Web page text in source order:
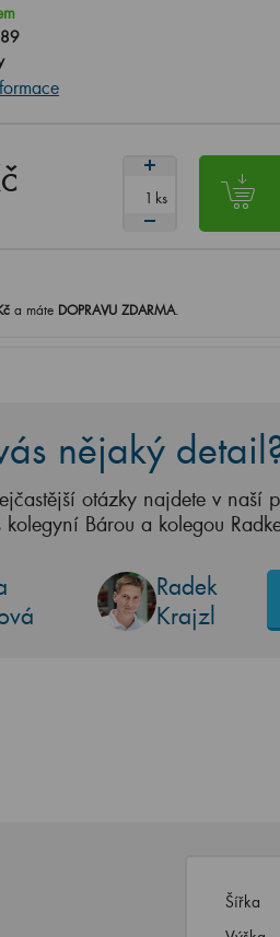
ks
a máte DOPRAVU ZDARMA.
nějaký
otázky najdete v naší
kolegyní Bárou a kolegou
Radek
Krajzl
Šířka